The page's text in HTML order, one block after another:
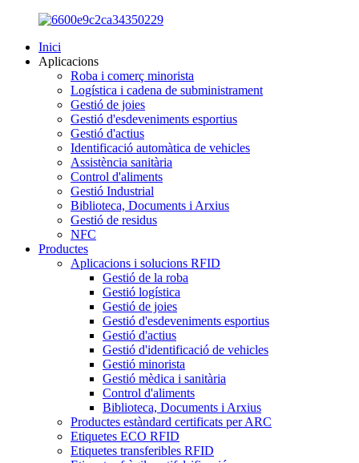
Inici
Aplicacions
Roba i comerç minorista
Logística i cadena de subministrament
Gestió de joies
Gestió d'esdeveniments esportius
Gestió d'actius
Identificació automàtica de vehicles
Assistència sanitària
Control d'aliments
Gestió Industrial
Biblioteca, Documents i Arxius
Gestió de residus
NFC
Productes
Aplicacions i solucions RFID
Gestió de la roba
Gestió logística
Gestió de joies
Gestió d'esdeveniments esportius
Gestió d'actius
Gestió d'identificació de vehicles
Gestió minorista
Gestió mèdica i sanitària
Control d'aliments
Biblioteca, Documents i Arxius
Productes estàndard certificats per ARC
Etiquetes ECO RFID
Etiquetes transferibles RFID